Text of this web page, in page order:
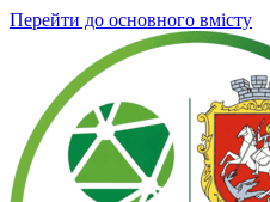
Перейти до основного вмісту